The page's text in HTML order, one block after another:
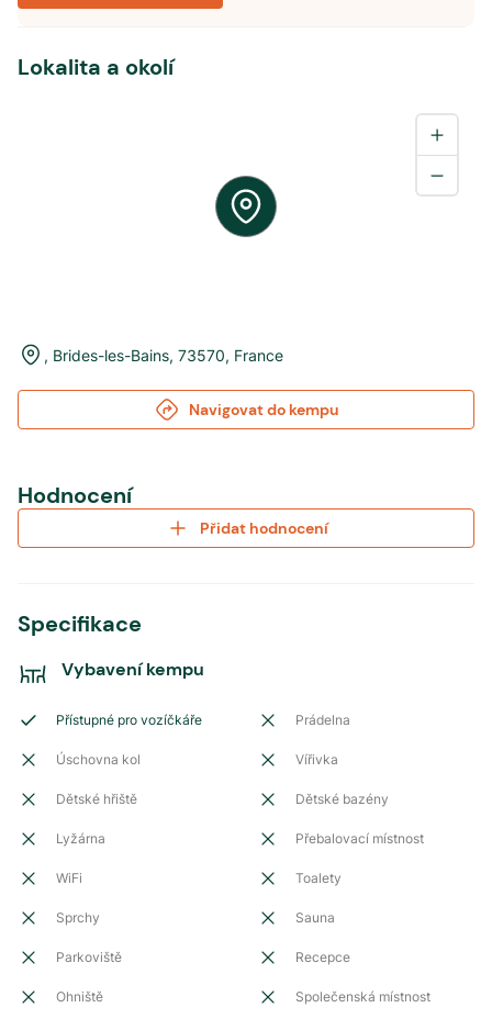
Lokalita a okolí
, Brides-les-Bains, 73570, France
Navigovat do kempu
Hodnocení
Přidat hodnocení
Specifikace
Vybavení kempu
Přístupné pro vozíčkáře Prádelna
Úschovna kol Vířivka
Dětské hřiště Dětské bazény
Lyžárna Přebalovací místnost
WiFi Toalety
Sprchy Sauna
Parkoviště Recepce
Ohniště Společenská místnost